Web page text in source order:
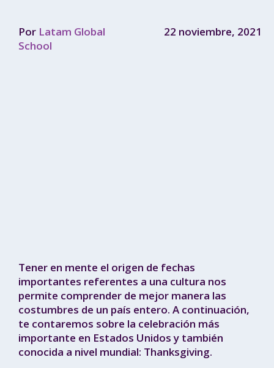
Por Latam Global
School
22 noviembre, 2021
Tener en mente el origen de fechas
importantes referentes a una cultura nos
permite comprender de mejor manera las
costumbres de un país entero. A continuación,
te contaremos sobre la celebración más
importante en Estados Unidos y también
conocida a nivel mundial: Thanksgiving.